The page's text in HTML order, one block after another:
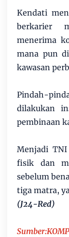
Kendati
berkarier
menerima
mana pun
kawasan
Pindah-
dilakukan
pembinaan
Menjadi
fisik dan
sebelum
tiga matra,
(J24-Red)